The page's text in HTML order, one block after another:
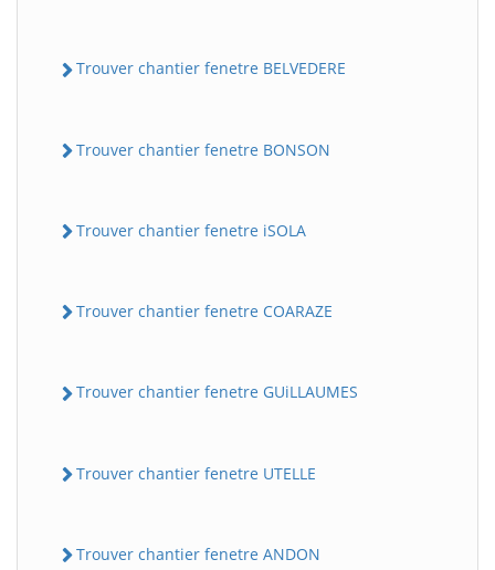
Trouver chantier fenetre BELVEDERE
Trouver chantier fenetre BONSON
Trouver chantier fenetre iSOLA
Trouver chantier fenetre COARAZE
Trouver chantier fenetre GUiLLAUMES
Trouver chantier fenetre UTELLE
Trouver chantier fenetre ANDON